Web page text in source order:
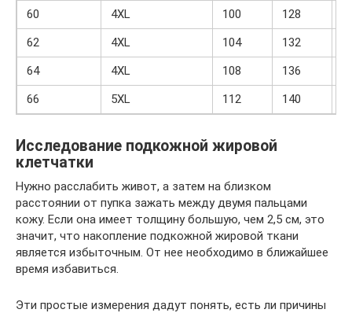
60
4XL 100 128
62
4XL 104 132
64
4XL 108 136
66
5XL 112 140
Исследование подкожной жировой
клетчатки
Нужно расслабить живот, а затем на близком
расстоянии от пупка зажать между двумя пальцами
кожу. Если она имеет толщину большую, чем 2,5 см, это
значит, что накопление подкожной жировой ткани
является избыточным. От нее необходимо в ближайшее
время избавиться.
Эти простые измерения дадут понять, есть ли причины